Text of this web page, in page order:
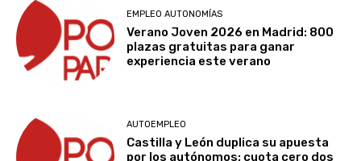
EMPLEO AUTONOMÍAS
Verano Joven 2026 en Madrid: 800
plazas gratuitas para ganar
experiencia este verano
AUTOEMPLEO
Castilla y León duplica su apuesta
por los autónomos: cuota cero dos